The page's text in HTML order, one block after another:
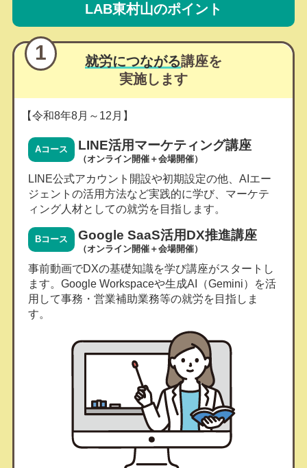
LAB東村山のポイント
1 就労につながる講座を
実施します
【令和8年8月～12月】
Aコース LINE活用マーケティング講座
（オンライン開催＋会場開催）
LINE公式アカウント開設や初期設定の他、AIエー
ジェントの活用方法など実践的に学び、マーケテ
ィング人材としての就労を目指します。
Bコース Google SaaS活用DX推進講座
（オンライン開催＋会場開催）
事前動画でDXの基礎知識を学び講座がスタートし
ます。Google Workspaceや生成AI（Gemini）を活
用して事務・営業補助業務等の就労を目指しま
す。